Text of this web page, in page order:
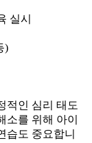
실시
)
적인 심리 태도
소를 위해 아이
습도 중요합니